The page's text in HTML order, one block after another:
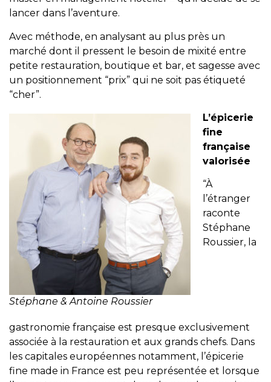
lancer dans l’aventure.
Avec méthode, en analysant au plus près un
marché dont il pressent le besoin de mixité entre
petite restauration, boutique et bar, et sagesse avec
un positionnement “prix” qui ne soit pas étiqueté
“cher”.
Stéphane & Antoine Roussier
L’épicerie
fine
française
valorisée
“À
l’étranger
raconte
Stéphane
Roussier, la
gastronomie française est presque exclusivement
associée à la restauration et aux grands chefs. Dans
les capitales européennes notamment, l’épicerie
fine made in France est peu représentée et lorsque